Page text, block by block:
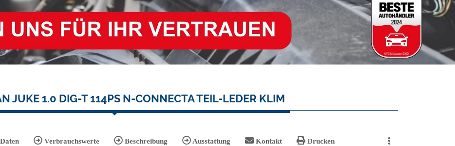
JUKE 1.0 DIG-T 114PS N-CONNECTA TEIL-LEDER KLIM
Verbrauchswerte Beschreibung Ausstattung Kontakt Drucken